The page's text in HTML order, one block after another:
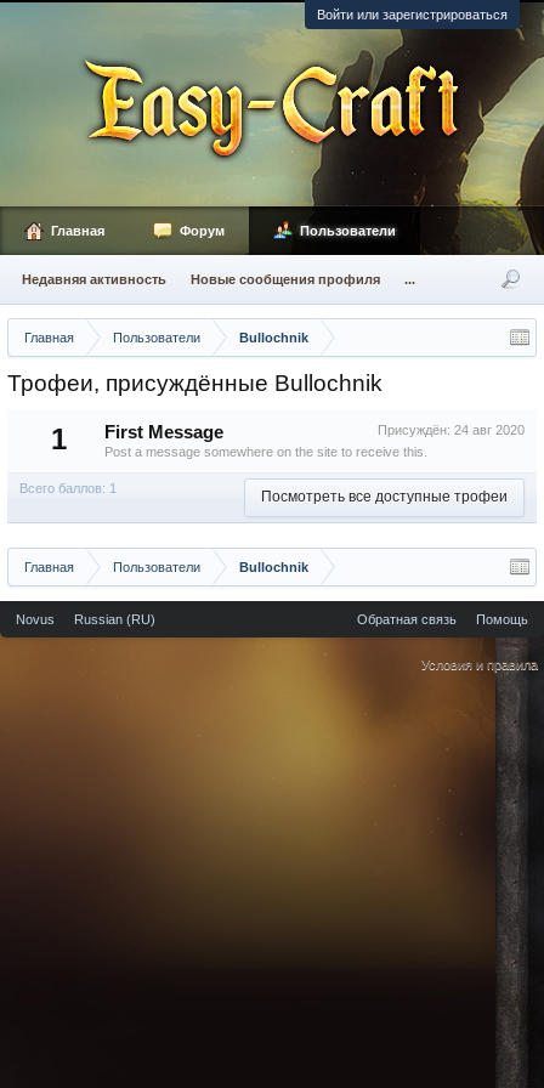
Войти или зарегистрироваться
Главная Пользователи Bullochnik
Трофеи, присуждённые Bullochnik
1 Присуждён: 24 авг 2020
First Message
Post a message somewhere on the site to receive this.
Всего баллов: 1 Посмотреть все доступные трофеи
Главная Пользователи Bullochnik
Главная Форум Пользователи
Недавняя активность Новые сообщения профиля ...
Novus Russian (RU) Обратная связь Помощь
Условия и правила